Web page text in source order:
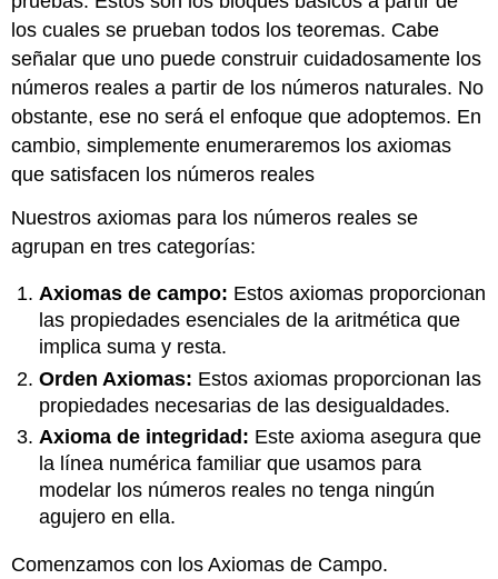
los cuales se prueban todos los teoremas. Cabe
señalar que uno puede construir cuidadosamente los
números reales a partir de los números naturales. No
obstante, ese no será el enfoque que adoptemos. En
cambio, simplemente enumeraremos los axiomas
que satisfacen los números reales
Nuestros axiomas para los números reales se
agrupan en tres categorías:
Axiomas de campo: Estos axiomas proporcionan
las propiedades esenciales de la aritmética que
implica suma y resta.
Orden Axiomas: Estos axiomas proporcionan las
propiedades necesarias de las desigualdades.
Axioma de integridad: Este axioma asegura que
la línea numérica familiar que usamos para
modelar los números reales no tenga ningún
agujero en ella.
Comenzamos con los Axiomas de Campo.